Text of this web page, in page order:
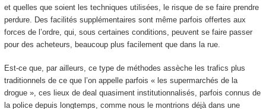
et quelles que soient les techniques utilisées, le risque de se faire prendre
perdure. Des facilités supplémentaires sont même parfois offertes aux
forces de l’ordre, qui, sous certaines conditions, peuvent se faire passer
pour des acheteurs, beaucoup plus facilement que dans la rue.
Est-ce que, par ailleurs, ce type de méthodes assèche les trafics plus
traditionnels de ce que l’on appelle parfois « les supermarchés de la
drogue », ces lieux de deal quasiment institutionnalisés, parfois connus de
la police depuis longtemps, comme nous le montrions déjà dans une